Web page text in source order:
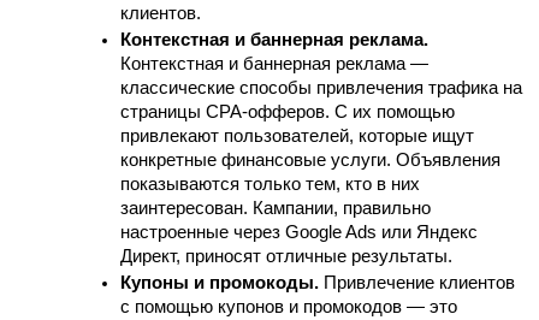
клиентов.
Контекстная и баннерная реклама.
Контекстная и баннерная реклама —
классические способы привлечения трафика на
страницы CPA-офферов. С их помощью
привлекают пользователей, которые ищут
конкретные финансовые услуги. Объявления
показываются только тем, кто в них
заинтересован. Кампании, правильно
настроенные через Google Ads или Яндекс
Директ, приносят отличные результаты.
Купоны и промокоды. Привлечение клиентов
с помощью купонов и промокодов — это